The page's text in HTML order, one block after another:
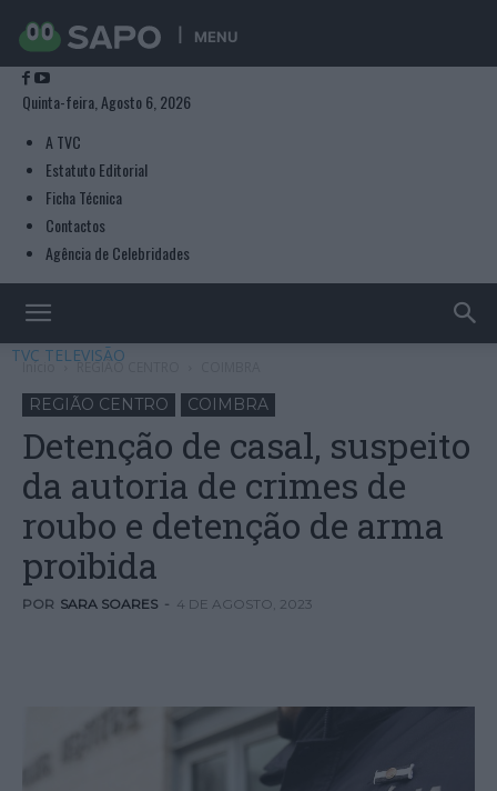
MENU
Quinta-feira, Agosto 6, 2026
A TVC
Estatuto Editorial
Ficha Técnica
Contactos
Agência de Celebridades
TVC TELEVISÃO
Início REGIÃO CENTRO
REGIÃO CENTRO COIMBRA
Detenção de casal, suspeito
da autoria de crimes de
roubo e detenção de arma
proibida
POR SARA SOARES - 4 DE AGOSTO, 2023